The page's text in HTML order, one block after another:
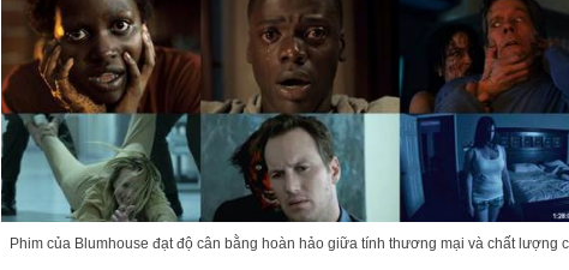
Phim của Blumhouse đạt độ cân bằng hoàn hảo giữa tính thương mại và chất lượng